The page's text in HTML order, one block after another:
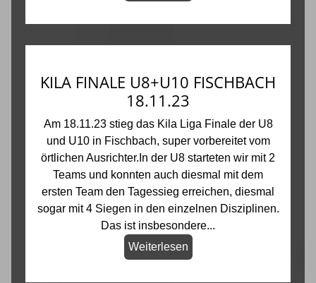
KILA FINALE U8+U10 FISCHBACH
18.11.23
Am 18.11.23 stieg das Kila Liga Finale der U8
und U10 in Fischbach, super vorbereitet vom
örtlichen Ausrichter.In der U8 starteten wir mit 2
Teams und konnten auch diesmal mit dem
ersten Team den Tagessieg erreichen, diesmal
sogar mit 4 Siegen in den einzelnen Disziplinen.
Das ist insbesondere...
Weiterlesen